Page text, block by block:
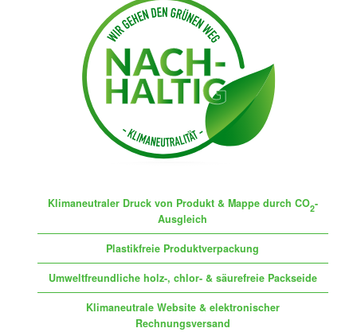
Klimaneutraler Druck von Produkt & Mappe durch CO2-
Ausgleich
Plastikfreie Produktverpackung
Umweltfreundliche holz-, chlor- & säurefreie Packseide
Klimaneutrale Website & elektronischer
Rechnungsversand